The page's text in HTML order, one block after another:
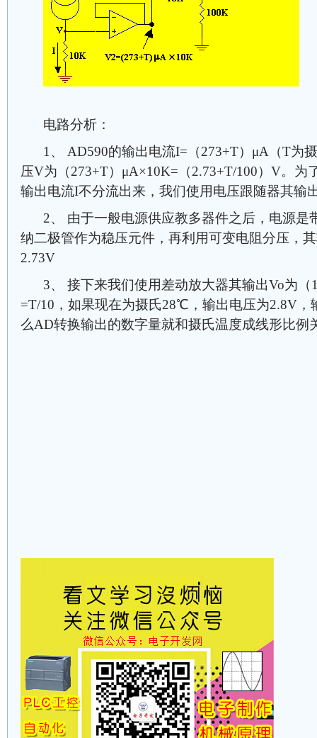
电路分析：
1、 AD590的输出电流I=（273+T）μA（T为
压V为（273+T）μA×10K=（2.73+T/100）V。为
输出电流I不分流出来，我们使用电压跟随器其输
2、 由于一般电源供应教多器件之后，电源是
纳二极管作为稳压元件，再利用可变电阻分压，
2.73V
3、 接下来我们使用差动放大器其输出Vo为（
=T/10，如果现在为摄氏28℃，输出电压为2.8V，
么AD转换输出的数字量就和摄氏温度成线形比例